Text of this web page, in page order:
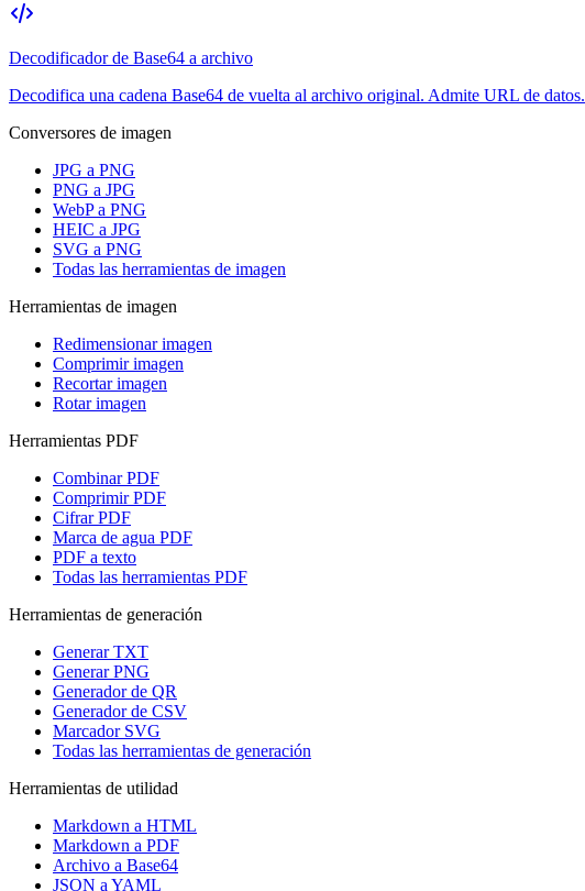
Decodificador de Base64 a archivo
Decodifica una cadena Base64 de vuelta al archivo original. Admite URL de datos.
Conversores de imagen
JPG a PNG
PNG a JPG
WebP a PNG
HEIC a JPG
SVG a PNG
Todas las herramientas de imagen
Herramientas de imagen
Redimensionar imagen
Comprimir imagen
Recortar imagen
Rotar imagen
Herramientas PDF
Combinar PDF
Comprimir PDF
Cifrar PDF
Marca de agua PDF
PDF a texto
Todas las herramientas PDF
Herramientas de generación
Generar TXT
Generar PNG
Generador de QR
Generador de CSV
Marcador SVG
Todas las herramientas de generación
Herramientas de utilidad
Markdown a HTML
Markdown a PDF
Archivo a Base64
JSON a YAML